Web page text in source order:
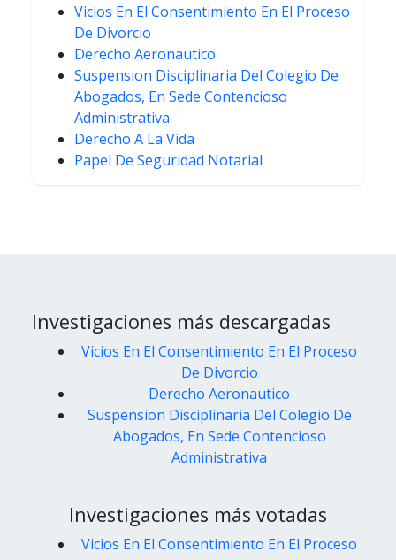
Vicios En El Consentimiento En El Proceso
De Divorcio
Derecho Aeronautico
Suspension Disciplinaria Del Colegio De
Abogados, En Sede Contencioso
Administrativa
Derecho A La Vida
Papel De Seguridad Notarial
Investigaciones más descargadas
Vicios En El Consentimiento En El Proceso
De Divorcio
Derecho Aeronautico
Suspension Disciplinaria Del Colegio De
Abogados, En Sede Contencioso
Administrativa
Investigaciones más votadas
Vicios En El Consentimiento En El Proceso